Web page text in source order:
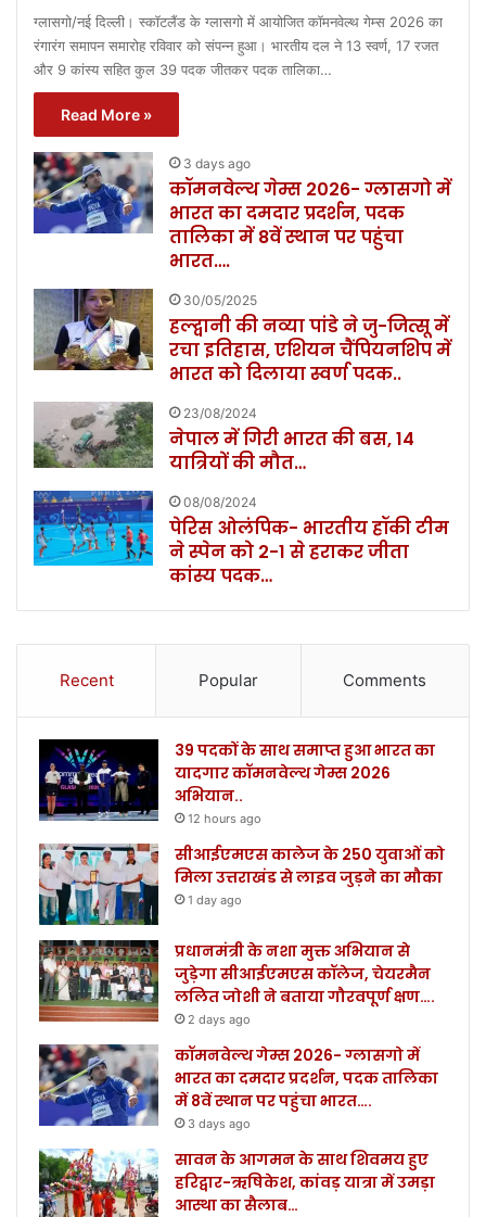
ग्लासगो/नई दिल्ली। स्कॉटलैंड के ग्लासगो में आयोजित कॉमनवेल्थ गेम्स 2026 का
रंगारंग समापन समारोह रविवार को संपन्न हुआ। भारतीय दल ने 13 स्वर्ण, 17 रजत
और 9 कांस्य सहित कुल 39 पदक जीतकर पदक तालिका…
Read More »
3 days ago
कॉमनवेल्थ गेम्स 2026- ग्लासगो में
भारत का दमदार प्रदर्शन, पदक
तालिका में 8वें स्थान पर पहुंचा
भारत….
30/05/2025
हल्द्वानी की नव्या पांडे ने जु-जित्सू में
रचा इतिहास, एशियन चैंपियनशिप में
भारत को दिलाया स्वर्ण पदक..
23/08/2024
नेपाल में गिरी भारत की बस, 14
यात्रियों की मौत…
08/08/2024
पेरिस ओलंपिक- भारतीय हॉकी टीम
ने स्पेन को 2-1 से हराकर जीता
कांस्य पदक…
Recent Popular Comments
39 पदकों के साथ समाप्त हुआ भारत का
यादगार कॉमनवेल्थ गेम्स 2026
अभियान..
12 hours ago
सीआईएमएस कालेज के 250 युवाओं को
मिला उत्तराखंड से लाइव जुड़ने का मौका
1 day ago
प्रधानमंत्री के नशा मुक्त अभियान से
जुड़ेगा सीआईएमएस कॉलेज, चेयरमैन
ललित जोशी ने बताया गौरवपूर्ण क्षण….
2 days ago
कॉमनवेल्थ गेम्स 2026- ग्लासगो में
भारत का दमदार प्रदर्शन, पदक तालिका
में 8वें स्थान पर पहुंचा भारत….
3 days ago
सावन के आगमन के साथ शिवमय हुए
हरिद्वार-ऋषिकेश, कांवड़ यात्रा में उमड़ा
आस्था का सैलाब…